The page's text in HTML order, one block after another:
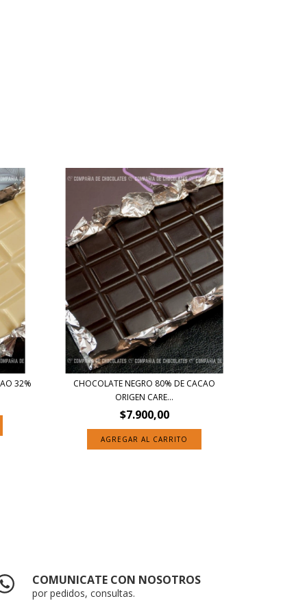
32%
CHOCOLATE NEGRO 80% DE CACAO
ORIGEN CARE...
$7.900,00
AGREGAR AL CARRITO
COMUNICATE CON NOSOTROS
por pedidos, consultas.